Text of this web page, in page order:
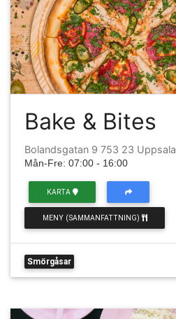
Bake & Bites
Bolandsgatan 9 753 23 Uppsala
Mån-Fre: 07:00 - 16:00
KARTA
MENY (SAMMANFATTNING)
Smörgåsar